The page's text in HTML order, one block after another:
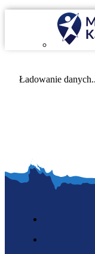
Ładowanie